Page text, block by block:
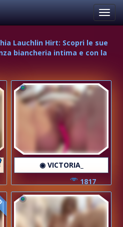
Lauchlin Hirt: Scopri le sue
biancheria intima e con la
◉ VICTORIA_
1817